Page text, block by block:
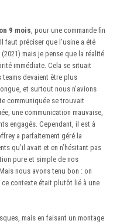
9 mois , pour une commande fin
faut préciser que l’usine a été
mais je pense que la réalité
immédiate. Cela se situait
teams devaient être plus
et surtout nous n’avions
communiquée se trouvait
une communication mauvaise,
engagés. Cependant, il est à
a parfaitement géré la
qu’il avait et en n’hésitant pas
pure et simple de nos
nous avons tenu bon : on
contexte était plutôt lié à une
mais en faisant un montage